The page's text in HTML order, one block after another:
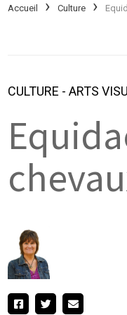
Accueil Culture
CULTURE -ARTS